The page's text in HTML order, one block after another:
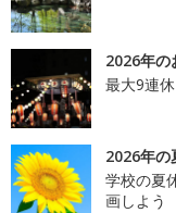
2026年の
最大9連
2026年の
学校の夏
画しよう